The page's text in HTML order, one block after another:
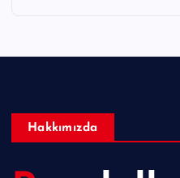
Hakkımızda